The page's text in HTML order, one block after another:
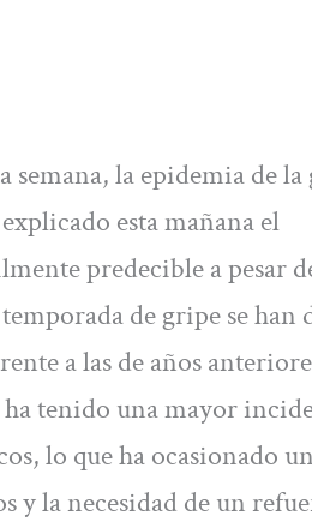
semana, la epidemia de
esta mañana el
predecible a pesar
de gripe se han
a las de años
tenido una mayor
lo que ha ocasionado un
la necesidad de un